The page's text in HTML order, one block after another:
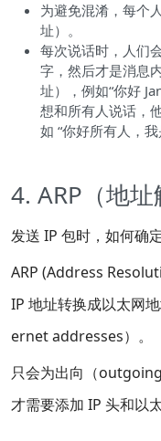
为避免混淆，每个
址）。
每次说话时，人们
字，然后才是消息
址），例如“你好
想和所有人说话，
如 “你好所有人，
4. ARP（地址
发送 IP 包时，如何确
ARP (Address
IP 地址转换成以太网
ernet addresses）。
只会为出向（
才需要添加 IP 头和以太